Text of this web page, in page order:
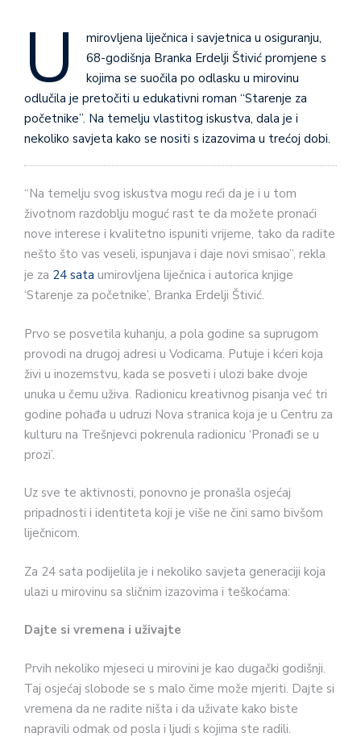
U
mirovljena liječnica i savjetnica u osiguranju,
68-godišnja Branka Erdelji Štivić promjene s
kojima se suočila po odlasku u mirovinu
odlučila je pretočiti u edukativni roman “Starenje za
početnike”. Na temelju vlastitog iskustva, dala je i
nekoliko savjeta kako se nositi s izazovima u trećoj dobi.
“Na temelju svog iskustva mogu reći da je i u tom
životnom razdoblju moguć rast te da možete pronaći
nove interese i kvalitetno ispuniti vrijeme, tako da radite
nešto što vas veseli, ispunjava i daje novi smisao”, rekla
je za 24 sata umirovljena liječnica i autorica knjige
‘Starenje za početnike’, Branka Erdelji Štivić.
Prvo se posvetila kuhanju, a pola godine sa suprugom
provodi na drugoj adresi u Vodicama. Putuje i kćeri koja
živi u inozemstvu, kada se posveti i ulozi bake dvoje
unuka u čemu uživa. Radionicu kreativnog pisanja već tri
godine pohađa u udruzi Nova stranica koja je u Centru za
kulturu na Trešnjevci pokrenula radionicu ‘Pronađi se u
prozi’.
Uz sve te aktivnosti, ponovno je pronašla osjećaj
pripadnosti i identiteta koji je više ne čini samo bivšom
liječnicom.
Za 24 sata podijelila je i nekoliko savjeta generaciji koja
ulazi u mirovinu sa sličnim izazovima i teškoćama:
Dajte si vremena i uživajte
Prvih nekoliko mjeseci u mirovini je kao dugački godišnji.
Taj osjećaj slobode se s malo čime može mjeriti. Dajte si
vremena da ne radite ništa i da uživate kako biste
napravili odmak od posla i ljudi s kojima ste radili.